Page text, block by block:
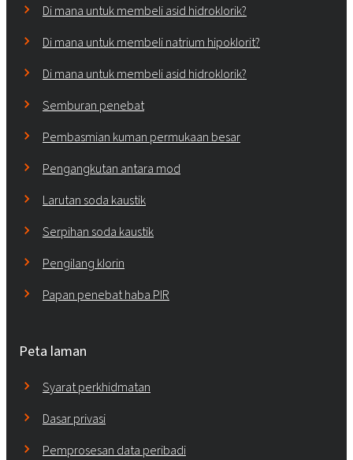
Di mana untuk membeli asid hidroklorik?
Di mana untuk membeli natrium hipoklorit?
Di mana untuk membeli asid hidroklorik?
Semburan penebat
Pembasmian kuman permukaan besar
Pengangkutan antara mod
Larutan soda kaustik
Serpihan soda kaustik
Pengilang klorin
Papan penebat haba PIR
Peta laman
Syarat perkhidmatan
Dasar privasi
Pemprosesan data peribadi